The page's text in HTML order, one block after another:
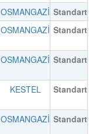
OSMANGAZİ Standart
OSMANGAZİ Standart
OSMANGAZİ Standart
KESTEL Standart
OSMANGAZİ Standart